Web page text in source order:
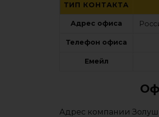
ТИП КОНТАКТА
Адрес офиса
Телефон офиса
Емейл
Адрес компании